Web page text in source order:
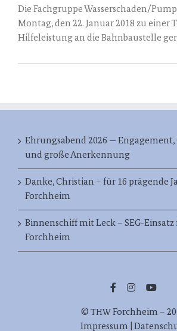
Die Fachgruppe Wasserschaden/
Montag, den 22. Januar 2018 zu einer
Hilfeleistung an die Bahnbaustelle
Ehrungsabend 2026 —
und große Anerkennung
Danke, Christian – für 16 prägende
Forchheim
Binnenschiff mit Leck – SEG-Einsatz
Forchheim
© THW Forch­heim –
Impres­sum |